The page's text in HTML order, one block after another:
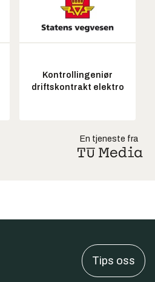
Kontrollingeniør
driftskontrakt elektro
En tjeneste fra
Tips oss